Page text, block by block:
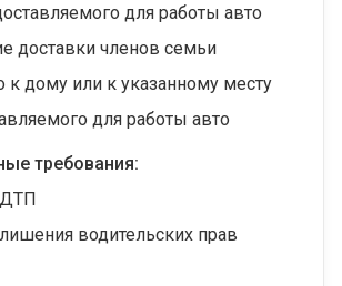
для работы авто
доставки членов семьи
к дому или к указанному месту
для работы авто
требования:
ДТП
водительских прав